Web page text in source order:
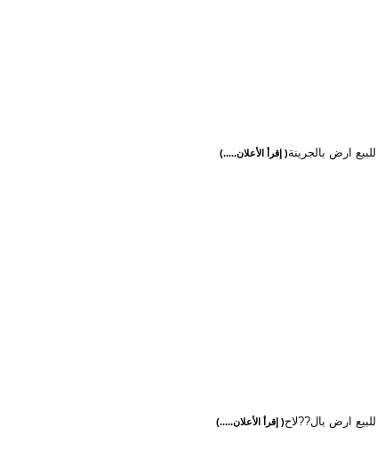
للبيع ارض بالجرينة( إقرأ الأعلان.....)
للبيع ارض بال??لاح( إقرأ الأعلان.....)